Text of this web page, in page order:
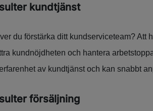
kundtjänst
du förstärka ditt kundserviceteam? Att
kundnöjdheten och hantera
av kundtjänst och kan snabbt
försäljning